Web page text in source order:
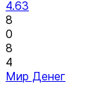
4.63
8
0
8
4
Мир Денег